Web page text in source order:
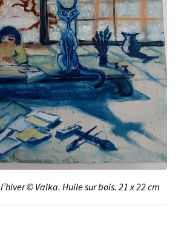
© Valka. Huile sur bois. 21 x 22 cm